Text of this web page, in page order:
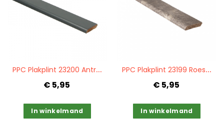
P
PC Plakplint 23200 Antraciet RAL 7016
€ 5,95
In winkelmand
P
PC Plakplint 23199 Roestbruin
€ 5,95
In winkelmand